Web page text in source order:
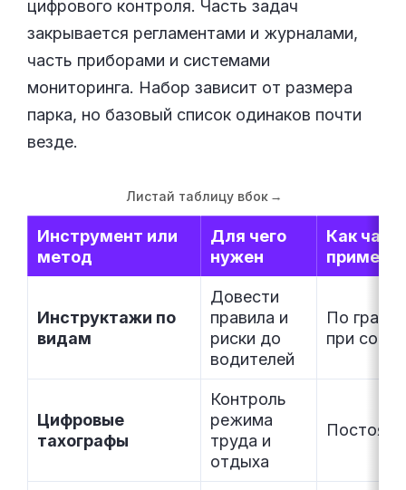
цифрового контроля. Часть задач
закрывается регламентами и журналами,
часть приборами и системами
мониторинга. Набор зависит от размера
парка, но базовый список одинаков почти
везде.
Листай таблицу вбок →
Инструмент или
метод
Для чего
нужен
Как
Инструктажи по
видам
Довести
правила и
риски до
водителей
По
при
Цифровые
тахографы
Контроль
режима
труда и
отдыха